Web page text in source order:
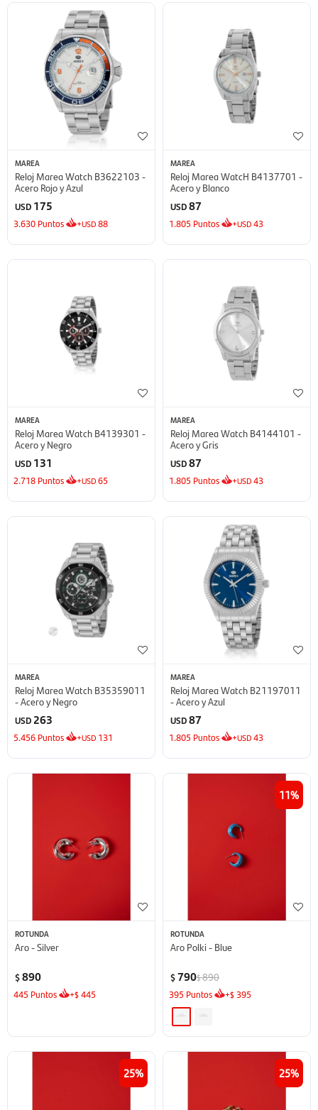
MAREA
Reloj Marea Watch B3622103 -
Acero Rojo y Azul
USD 175
3.630 Puntos +USD88
MAREA
Reloj Marea WatcH B4137701 -
Acero y Blanco
USD87
1.805 Puntos +USD43
MAREA
Reloj Marea Watch B4139301 -
Acero y Negro
USD 131
2.718 Puntos +USD65
MAREA
Reloj Marea Watch B4144101 -
Acero y Gris
USD87
1.805 Puntos +USD43
MAREA
Reloj Marea Watch B35359011
- Acero y Negro
USD 263
5.456 Puntos +USD 131
MAREA
Reloj Marea Watch B21197011
- Acero y Azul
USD87
1.805 Puntos +USD43
ROTUNDA
Aro - Silver
$890
445 Puntos +$445
11
ROTUNDA
Aro Polki - Blue
$790$890
395 Puntos +$ 395
25 25